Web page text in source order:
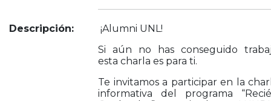
Descripción:
¡Alumni UNL!
Si aún no has conseguido
esta charla es para ti.
Te invitamos a participar en la
informativa del programa